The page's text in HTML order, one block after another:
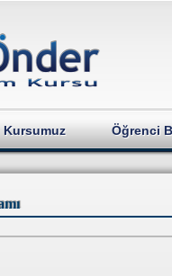
Kursumuz Öğrenci